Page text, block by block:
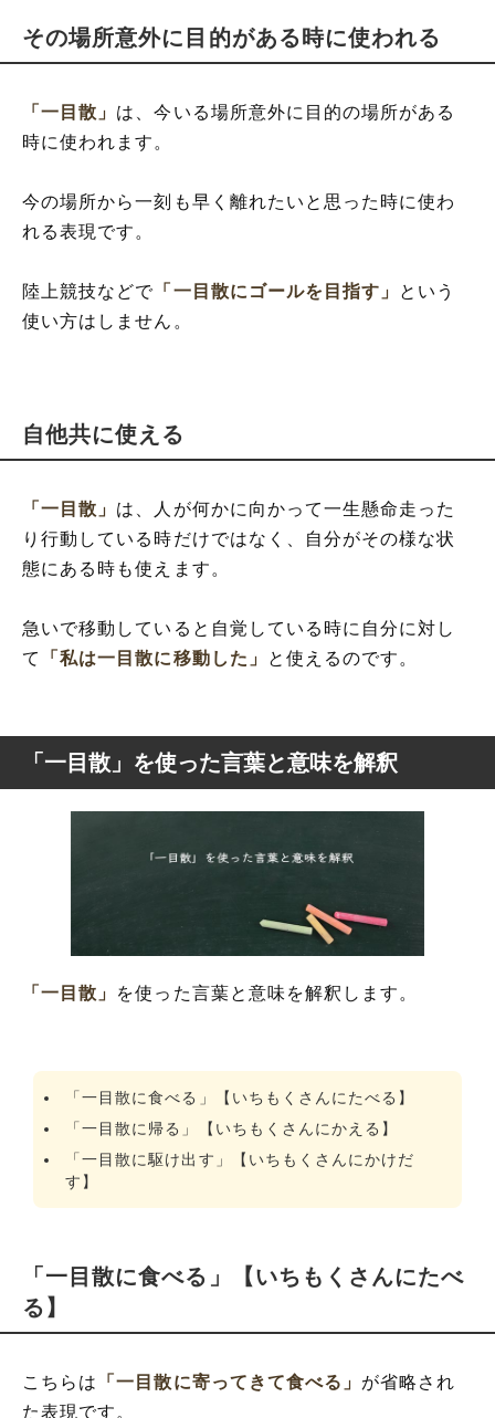
その場所意外に目的がある時に使われる
「一目散」 は、今いる場所意外に目的の場所がある
時に使われます。
今の場所から一刻も早く離れたいと思った時に使わ
れる表現です。
陸上競技などで 「一目散にゴールを目指す」 という
使い方はしません。
自他共に使える
「一目散」 は、人が何かに向かって一生懸命走った
り行動している時だけではなく、自分がその様な状
態にある時も使えます。
急いで移動していると自覚している時に自分に対し
て
「私は一目散に移動した」 と使えるのです。
「一目散」を使った言葉と意味を解釈
「一目散」 を使った言葉と意味を解釈します。
「一目散に食べる」【いちもくさんにたべる】
「一目散に帰る」【いちもくさんにかえる】
「一目散に駆け出す」【いちもくさんにかけだ
す】
「一目散に食べる」【いちもくさんにたべ
る】
こちらは 「一目散に寄ってきて食べる」 が省略され
た表現です。